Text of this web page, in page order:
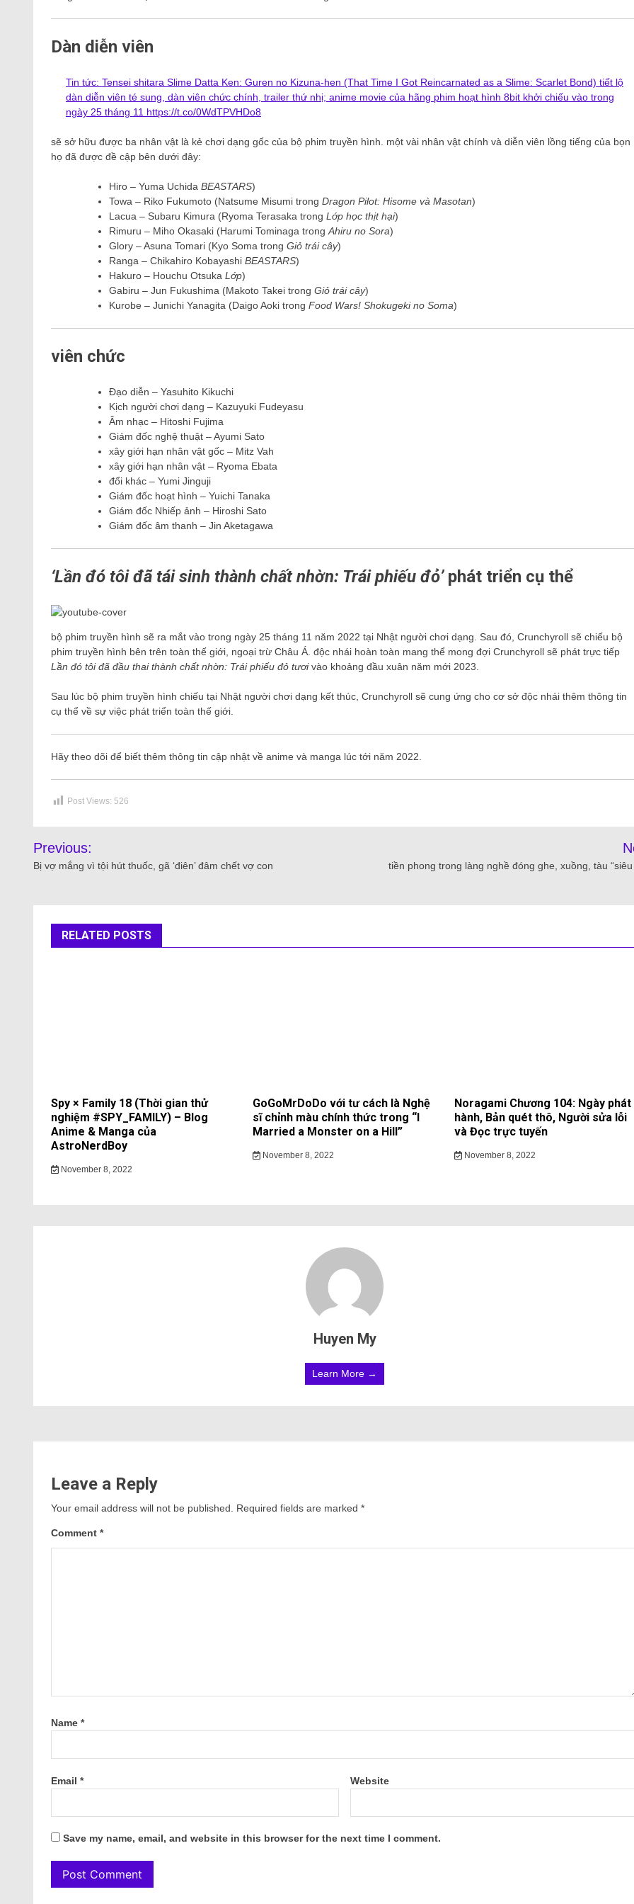
Dàn diễn viên
Tin tức: Tensei shitara Slime Datta Ken: Guren no Kizuna-hen (That Time I Got Reincarnated as a Slime: Scarlet Bond) tiết lộ
dàn diễn viên té sung, dàn viên chức chính, trailer thứ nhị; anime movie của hãng phim hoạt hình 8bit khởi chiếu vào trong
ngày 25 tháng 11 https://t.co/0WdTPVHDo8
sẽ sở hữu được ba nhân vật là kẻ chơi dạng gốc của bộ phim truyền hình. một vài nhân vật chính và diễn viên lồng tiếng của bọn
họ đã được đề cập bên dưới đây:
Hiro – Yuma Uchida BEASTARS)
Towa – Riko Fukumoto (Natsume Misumi trong Dragon Pilot: Hisome và Masotan)
Lacua – Subaru Kimura (Ryoma Terasaka trong Lớp học thịt hại)
Rimuru – Miho Okasaki (Harumi Tominaga trong Ahiru no Sora)
Glory – Asuna Tomari (Kyo Soma trong Giỏ trái cây)
Ranga – Chikahiro Kobayashi BEASTARS)
Hakuro – Houchu Otsuka Lớp)
Gabiru – Jun Fukushima (Makoto Takei trong Giỏ trái cây)
Kurobe – Junichi Yanagita (Daigo Aoki trong Food Wars! Shokugeki no Soma)
viên chức
Đạo diễn – Yasuhito Kikuchi
Kịch người chơi dạng – Kazuyuki Fudeyasu
Âm nhạc – Hitoshi Fujima
Giám đốc nghệ thuật – Ayumi Sato
xây giới hạn nhân vật gốc – Mitz Vah
xây giới hạn nhân vật – Ryoma Ebata
đổi khác – Yumi Jinguji
Giám đốc hoạt hình – Yuichi Tanaka
Giám đốc Nhiếp ảnh – Hiroshi Sato
Giám đốc âm thanh – Jin Aketagawa
‘Lần đó tôi đã tái sinh thành chất nhờn: Trái phiếu đỏ’ phát triển cụ thể
bộ phim truyền hình sẽ ra mắt vào trong ngày 25 tháng 11 năm 2022 tại Nhật người chơi dạng. Sau đó, Crunchyroll sẽ chiếu bộ
phim truyền hình bên trên toàn thế giới, ngoại trừ Châu Á. độc nhái hoàn toàn mang thể mong đợi Crunchyroll sẽ phát trực tiếp
Lần đó tôi đã đầu thai thành chất nhờn: Trái phiếu đỏ tươivào khoảng đầu xuân năm mới 2023.
Sau lúc bộ phim truyền hình chiếu tại Nhật người chơi dạng kết thúc, Crunchyroll sẽ cung ứng cho cơ sở độc nhái thêm thông tin
cụ thể về sự việc phát triển toàn thế giới.
Hãy theo dõi để biết thêm thông tin cập nhật về anime và manga lúc tới năm 2022.
Post Views: 526
Previous:
Bị vợ mắng vì tội hút thuốc, gã ‘điên’ đâm chết vợ con tiền phong trong làng nghề đóng ghe, xuồng, tàu “siêu
RELATED POSTS
Spy × Family 18 (Thời gian thử
nghiệm #SPY_FAMILY) – Blog
Anime & Manga của
AstroNerdBoy
November 8, 2022
GoGoMrDoDo với tư cách là Nghệ
sĩ chỉnh màu chính thức trong “I
Married a Monster on a Hill”
November 8, 2022
Noragami Chương 104: Ngày phát
hành, Bản quét thô, Người sửa lỗi
và Đọc trực tuyến
November 8, 2022
Huyen My
Learn More →
Leave a Reply
Your email address will not be published. Required fields are marked *
Comment *
Name *
Email * Website
Save my name, email, and website in this browser for the next time I comment.